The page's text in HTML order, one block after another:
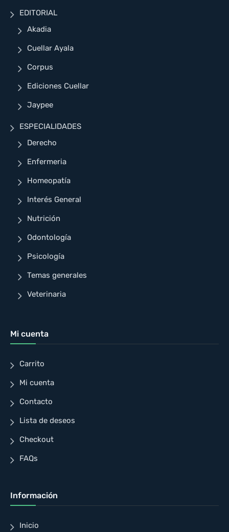
EDITORIAL
Akadia
Cuellar Ayala
Corpus
Ediciones Cuellar
Jaypee
ESPECIALIDADES
Derecho
Enfermeria
Homeopatía
Interés General
Nutrición
Odontología
Psicología
Temas generales
Veterinaria
Mi cuenta
Carrito
Mi cuenta
Contacto
Lista de deseos
Checkout
FAQs
Información
Inicio